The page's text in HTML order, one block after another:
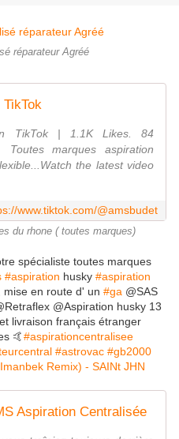
réparateur Agréé
TikTok | 1.1K Likes. 84
marques aspiration
the latest video
www.tiktok.com/@amsbudet
du rhone ( toutes marques)
spécialiste toutes marques
#aspiration husky #aspiration
en route d' un #ga @SAS
@Aspiration husky 13
livraison français étranger
🤙#aspirationcentralisee
#astrovac #gb2000
Remix) - SAINt JHN
Aspiration Centralisée